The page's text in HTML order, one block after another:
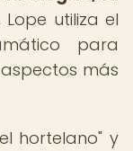
Lope utiliza el
para
más
hortelano" y